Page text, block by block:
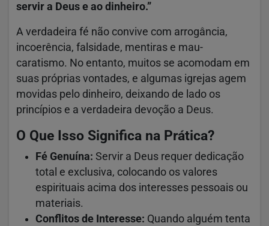
servir a Deus e ao dinheiro.”
A verdadeira fé não convive com arrogância,
incoerência, falsidade, mentiras e mau-
caratismo. No entanto, muitos se acomodam em
suas próprias vontades, e algumas igrejas agem
movidas pelo dinheiro, deixando de lado os
princípios e a verdadeira devoção a Deus.
O Que Isso Significa na Prática?
Fé Genuína: Servir a Deus requer dedicação
total e exclusiva, colocando os valores
espirituais acima dos interesses pessoais ou
materiais.
Conflitos de Interesse: Quando alguém tenta